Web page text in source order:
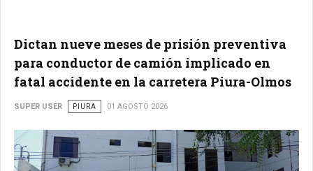
Dictan nueve meses de prisión preventiva
para conductor de camión implicado en
fatal accidente en la carretera Piura-Olmos
SUPER USER PIURA 01 AGOSTO 2026